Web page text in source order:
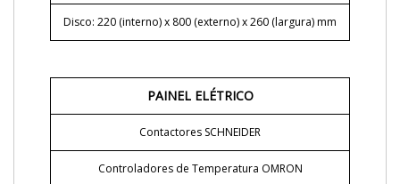
Disco: 220 (interno) x 800 (externo) x 260 (largura) mm
PAINEL ELÉTRICO
Contactores SCHNEIDER
Controladores de Temperatura OMRON